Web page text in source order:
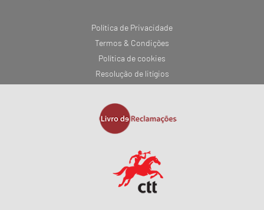
Política de Privacidade
Termos & Condições
Política de cookies
Resolução de litígios